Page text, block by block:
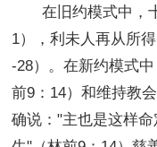
在旧约模式中，十
1），利未人再从所
-28）。在新约模式
前9：14）和维持教
确说："主也是这样